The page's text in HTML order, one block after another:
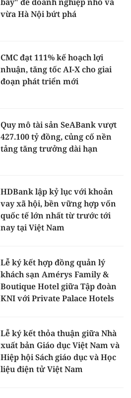
vừa Hà Nội bứt phá
CMC đạt 111% kế hoạch lợi
nhuận, tăng tốc AI-X cho giai
đoạn phát triển mới
Quy mô tài sản SeABank vượt
427.100 tỷ đồng, củng cố nền
tảng tăng trưởng dài hạn
HDBank lập kỷ lục với khoản
vay xã hội, bền vững hợp vốn
quốc tế lớn nhất từ trước tới
nay tại Việt Nam
Lễ ký kết hợp đồng quản lý
khách sạn Amérys Family &
Boutique Hotel giữa Tập đoàn
KNI với Private Palace Hotels
Lễ ký kết thỏa thuận giữa Nhà
xuất bản Giáo dục Việt Nam và
Hiệp hội Sách giáo dục và Học
liệu điện tử Việt Nam